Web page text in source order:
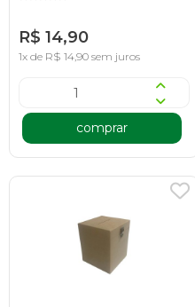
R$ 14,90
1x de R$ 14,90 sem juros
comprar